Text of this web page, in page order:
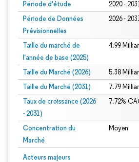
Période d'étude 2020 -
Période de Données
Prévisionnelles
2026 -
Taille du marché de
l'année de base (2025)
4.99
Taille du Marché (2026) 5.38
Taille du Marché (2031) 7.79
Taux de croissance (2026
- 2031)
7.72%
Concentration du
Marché
Moyen
Acteurs majeurs
Image © Mordor Intelligence. La réutilisation